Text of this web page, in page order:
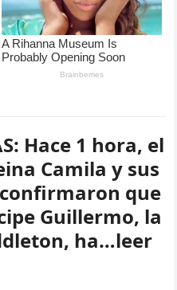
Hace 1 hora, el
Camila y sus
que
Guillermo, la
ha…leer